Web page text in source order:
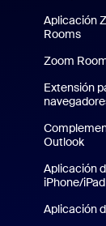
equipo
Aplicación
Rooms
Zoom
Extensión
Outlook
Aplicación
iPhone/iPad
Aplicación